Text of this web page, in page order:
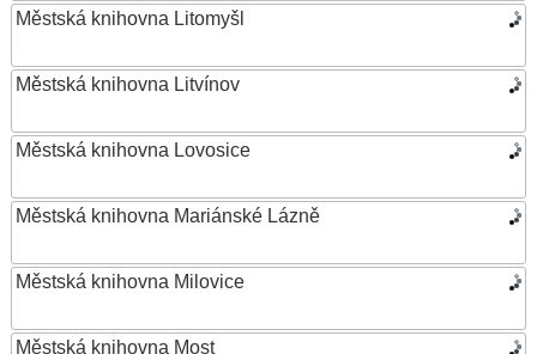
Městská knihovna Litomyšl
Městská knihovna Litvínov
Městská knihovna Lovosice
Městská knihovna Mariánské Lázně
Městská knihovna Milovice
Městská knihovna Most